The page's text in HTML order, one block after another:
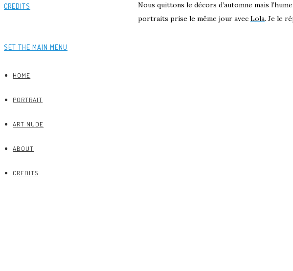
CREDITS
SET THE MAIN MENU
HOME
PORTRAIT
ART NUDE
ABOUT
CREDITS
Nous quittons le décors d’automne mais
portraits prise le même jour avec Lola. Je le